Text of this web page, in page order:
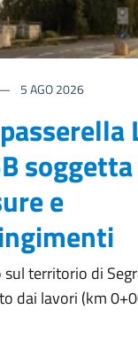
5AGO 2026
e
territorio di
dai lavori (km